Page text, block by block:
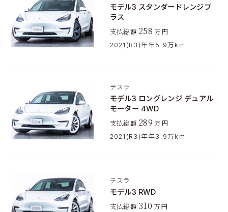
モデル3 スタンダードレンジプ
ラス
支払総額 258 万円
2021(R3)年年5.9万km
テスラ
モデル3 ロングレンジ デュアル
モーター 4WD
支払総額 289 万円
2021(R3)年年3.9万km
テスラ
モデル3 RWD
支払総額 310 万円